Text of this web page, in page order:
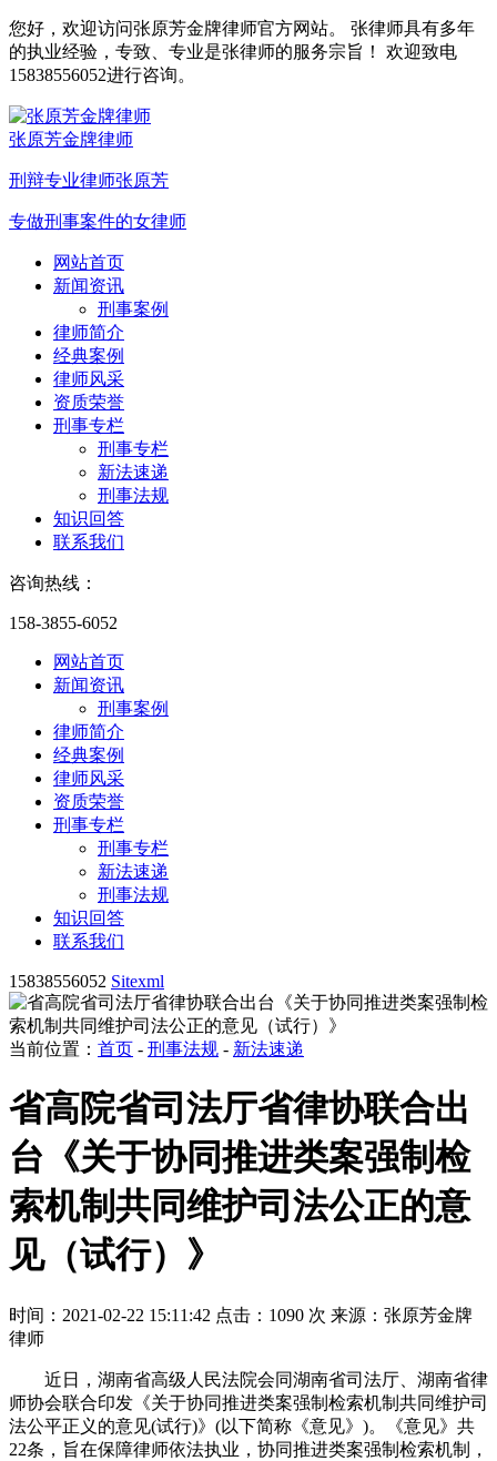
您好，欢迎访问张原芳金牌律师官方网站。 张律师具有多年
的执业经验，专致、专业是张律师的服务宗旨！ 欢迎致电
15838556052进行咨询。
张原芳金牌律师
刑辩专业律师张原芳
专做刑事案件的女律师
网站首页
新闻资讯
刑事案例
律师简介
经典案例
律师风采
资质荣誉
刑事专栏
刑事专栏
新法速递
刑事法规
知识回答
联系我们
咨询热线：
158-3855-6052
网站首页
新闻资讯
刑事案例
律师简介
经典案例
律师风采
资质荣誉
刑事专栏
刑事专栏
新法速递
刑事法规
知识回答
联系我们
15838556052 Sitexml
当前位置： 首页 - 刑事法规 - 新法速递
省高院省司法厅省律协联合出
台《关于协同推进类案强制检
索机制共同维护司法公正的意
见（试行）》
时间：2021-02-22 15:11:42 点击：1090 次 来源：张原芳金牌
律师
近日，湖南省高级人民法院会同湖南省司法厅、湖南省律
师协会联合印发《关于协同推进类案强制检索机制共同维护司
法公平正义的意见(试行)》(以下简称《意见》)。《意见》共
22条，旨在保障律师依法执业，协同推进类案强制检索机制，